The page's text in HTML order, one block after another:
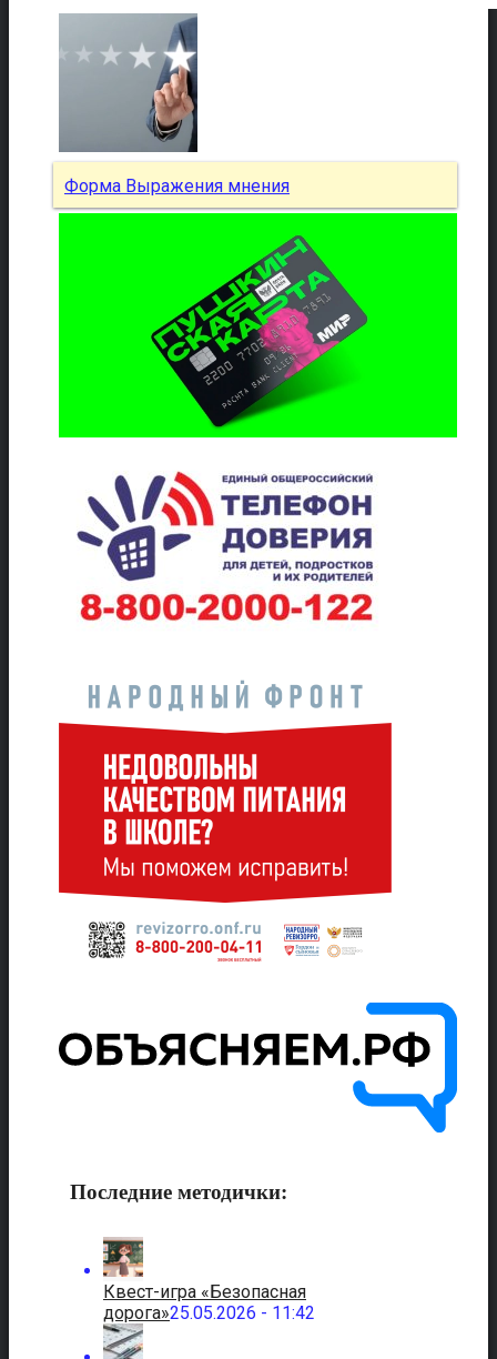
Форма Выражения мнения
Последние методички:
Квест-игра «Безопасная
дорога»25.05.2026 - 11:42